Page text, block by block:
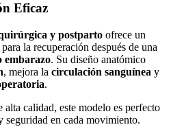
Eficaz
y postparto ofrece un
la recuperación después de una
embarazo. Su diseño anatómico
, mejora la circulación sanguínea y
.
alta calidad, este modelo es perfecto
seguridad en cada movimiento.